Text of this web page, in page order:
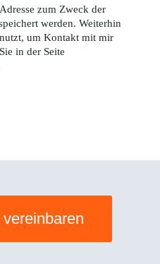
zum Zweck der
werden. Weiterhin
um Kontakt mit mir
in der Seite